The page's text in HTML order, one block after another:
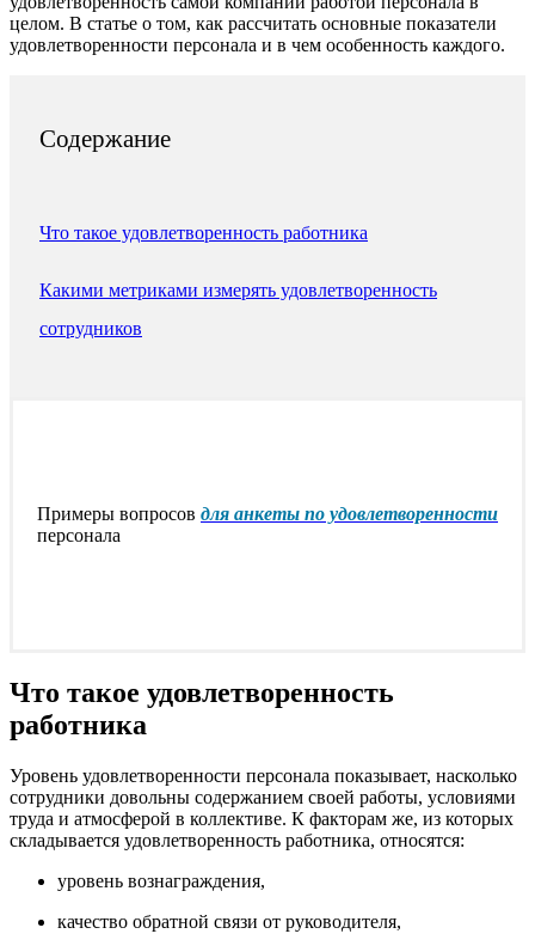
целом. В статье о том, как рассчитать основные показатели
удовлетворенности персонала и в чем особенность каждого.
Содержание
Что такое удовлетворенность работника
Какими метриками измерять удовлетворенность
сотрудников
Примеры вопросов для анкеты по удовлетворенности
персонала
Что такое удовлетворенность
работника
Уровень удовлетворенности персонала показывает, насколько
сотрудники довольны содержанием своей работы, условиями
труда и атмосферой в коллективе. К факторам же, из которых
складывается удовлетворенность работника, относятся:
уровень вознаграждения,
качество обратной связи от руководителя,